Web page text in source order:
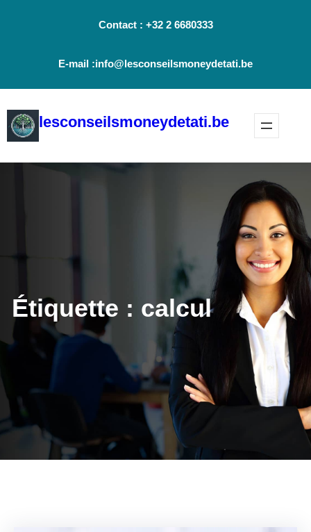
Contact : +32 2 6680333
E-mail :info@lesconseilsmoneydetati.be
lesconseilsmoneydetati.be
Étiquette : calcul